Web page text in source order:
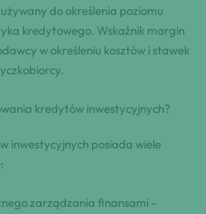
do określenia poziomu
kredytowego. Wskaźnik margin
w określeniu kosztów i stawek
kredytów inwestycyjnych?
inwestycyjnych posiada wiele
zarządzania finansami –